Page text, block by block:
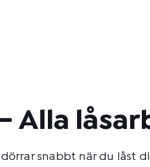
Alla
snabbt när du låst